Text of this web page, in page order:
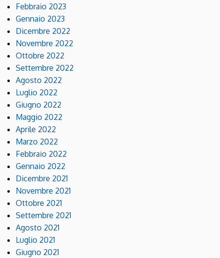
Febbraio 2023
Gennaio 2023
Dicembre 2022
Novembre 2022
Ottobre 2022
Settembre 2022
Agosto 2022
Luglio 2022
Giugno 2022
Maggio 2022
Aprile 2022
Marzo 2022
Febbraio 2022
Gennaio 2022
Dicembre 2021
Novembre 2021
Ottobre 2021
Settembre 2021
Agosto 2021
Luglio 2021
Giugno 2021